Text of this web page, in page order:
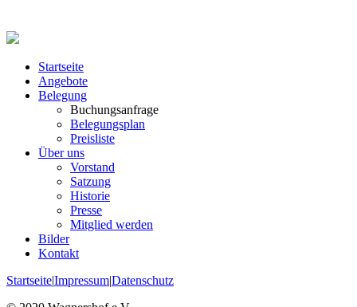
Startseite
Angebote
Belegung
Buchungsanfrage
Belegungsplan
Preisliste
Über uns
Vorstand
Satzung
Historie
Presse
Mitglied werden
Bilder
Kontakt
Startseite|Impressum|Datenschutz